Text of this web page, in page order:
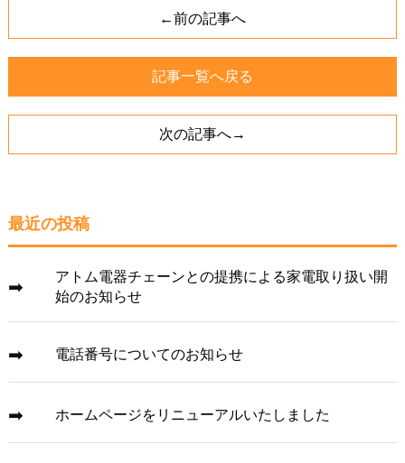
←前の記事へ
記事一覧へ戻る
次の記事へ→
最近の投稿
アトム電器チェーンとの提携による家電取り扱い開
始のお知らせ
電話番号についてのお知らせ
ホームページをリニューアルいたしました